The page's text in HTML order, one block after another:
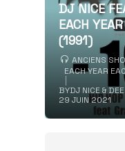
DJ NICE
EACH
(1991)
ANCIENS
EACH YEAR
BYDJ NICE &
29 JUIN 2021